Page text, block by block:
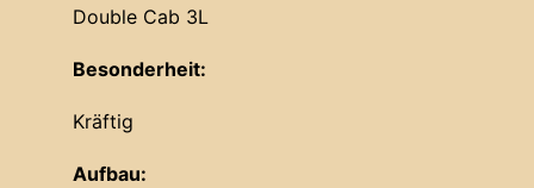
Double Cab 3L
Besonderheit:
Kräftig
Aufbau: